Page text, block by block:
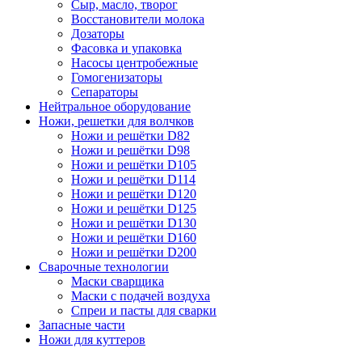
Сыр, масло, творог
Восстановители молока
Дозаторы
Фасовка и упаковка
Насосы центробежные
Гомогенизаторы
Сепараторы
Нейтральное оборудование
Ножи, решетки для волчков
Ножи и решётки D82
Ножи и решётки D98
Ножи и решётки D105
Ножи и решётки D114
Ножи и решётки D120
Ножи и решётки D125
Ножи и решётки D130
Ножи и решётки D160
Ножи и решётки D200
Сварочные технологии
Маски сварщика
Маски с подачей воздуха
Спреи и пасты для сварки
Запасные части
Ножи для куттеров